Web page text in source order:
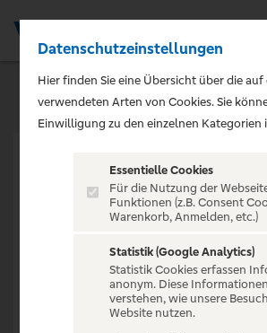
VERANSTALTUNG
GEFUNDEN
Datenschutzeinstellungen
Hier finden Sie eine Übersicht über die auf
verwendeten Arten von Cookies. Sie
Einwilligung zu den einzelnen Kategorien
Essentielle Cookies
Für die Nutzung der
Funktionen (z.B. Consent
Warenkorb, Anmelden, etc.)
Statistik (Google Analytics)
Statistik Cookies erfassen
anonym. Diese
verstehen, wie unsere
Website nutzen.